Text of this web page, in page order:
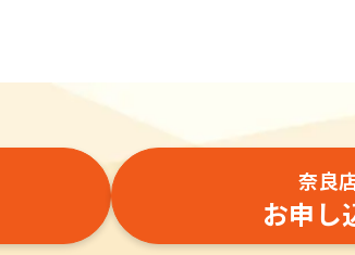
奈良
お申し